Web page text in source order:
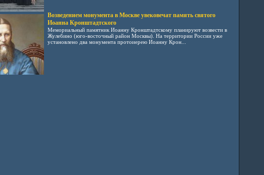
Возведением монумента в Москве увековечат память святого
Иоанна Кронштадтского
Мемориальный памятник Иоанну Кронштадтскому планируют возвести в
Жулебино (юго-восточный район Москвы). На территории России уже
установлено два монумента протоиерею Иоанну Крон...